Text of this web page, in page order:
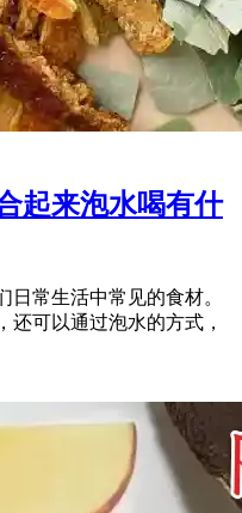
起来泡水喝有什
常生活中常见的食材。
还可以通过泡水的方式，